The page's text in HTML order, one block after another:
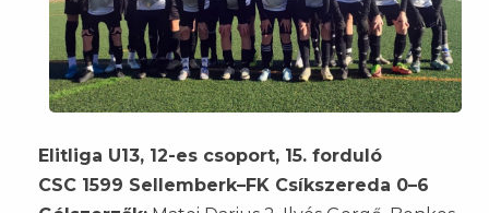
Elitliga U13, 12-es csoport, 15. forduló
CSC 1599 Sellemberk–FK Csíkszereda 0–6